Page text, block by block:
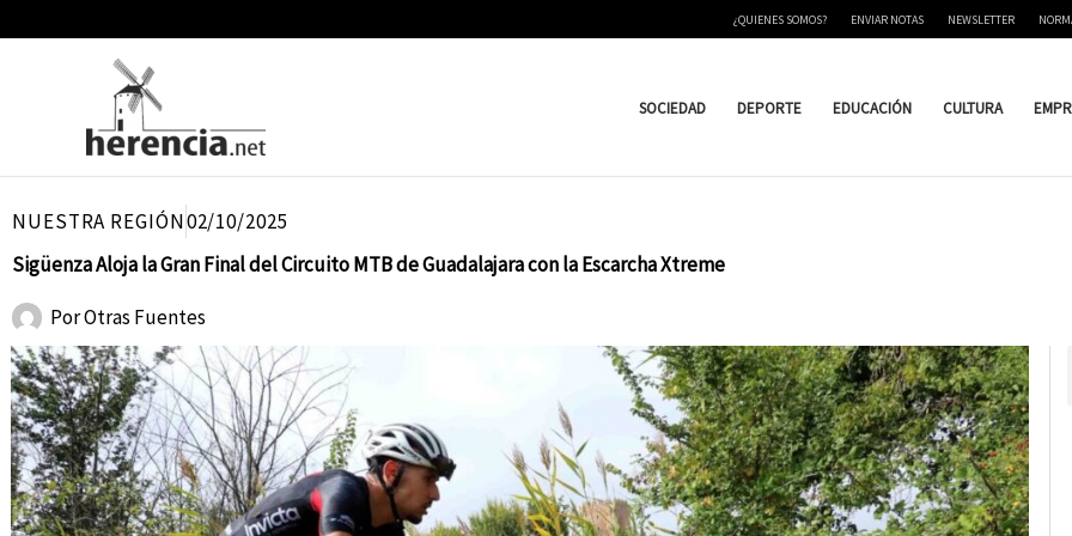
¿QUIENES SOMOS? ENVIAR NOTAS NEWSLETTER
SOCIEDAD DEPORTE EDUCACIÓN CULTURA
NUESTRA REGIÓN02/10/2025
Sigüenza Aloja la Gran Final del Circuito MTB de Guadalajara con la Escarcha Xtreme
PorOtras Fuentes